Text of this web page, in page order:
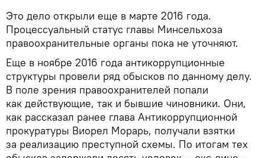
Это дело открыли еще в марте 2016 года.
Процессуальный статус главы Минсельхоза
правоохранительные органы пока не уточняют.
Еще в ноябре 2016 года антикоррупционные
структуры провели ряд обысков по данному делу.
В поле зрения правоохранителей попали
как действующие, так и бывшие чиновники. Они,
как рассказал ранее глава Антикоррупционной
прокуратуры Виорел Морарь, получали взятки
за реализацию преступной схемы. По итогам тех